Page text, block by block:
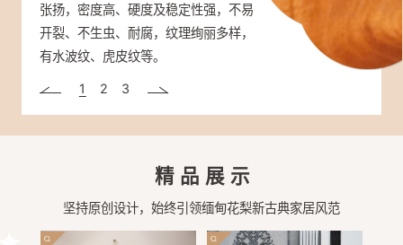
张扬，密度高、硬度及稳定性强，不易
开裂、不生虫、耐腐，纹理绚丽多样，
有水波纹、虎皮纹等。
高的木头；强度、抗震性能高，抗腐蚀
性高；非常稳定，不易翘曲变形。心材
深紫褐色至近黑色、带黑条纹。木纹清
强，纹理通常直，结构细而均匀。大红
酸枝开锯时，木材散发一种辛香，闻之
有酸辛味。颜色一般为赤红色或深红
1 2 3
精品展示
坚持原创设计，始终引领缅甸花梨新古典家居风范